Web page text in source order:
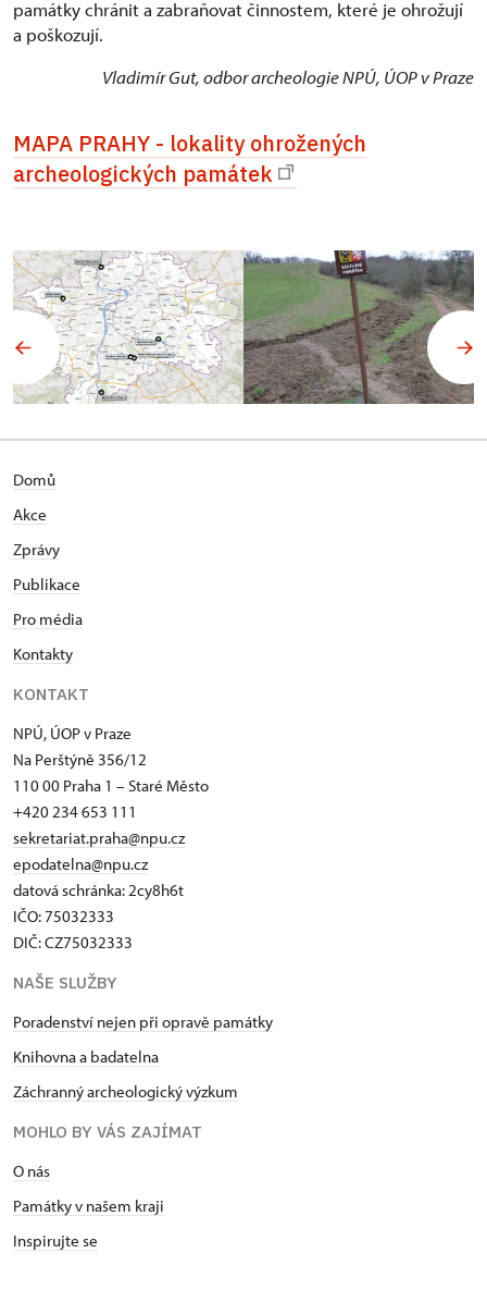
památky chránit a zabraňovat činnostem, které je ohrožují
a poškozují.
Vladimír Gut, odbor archeologie NPÚ, ÚOP v Praze
MAPA PRAHY - lokality ohrožených
archeologických památek
Domů
Akce
Zprávy
Publikace
Pro média
Kontakty
KONTAKT
NPÚ, ÚOP v Praze
Na Perštýně 356/12
110 00 Praha 1 – Staré Město
+420 234 653 111
sekretariat.praha@npu.cz
epodatelna@npu.cz
datová schránka: 2cy8h6t​
IČO: 75032333
DIČ: CZ75032333
NAŠE SLUŽBY
Poradenství nejen při opravě památky
Knihovna a badatelna
Záchranný archeologický výzkum
MOHLO BY VÁS ZAJÍMAT
O nás
Památky v našem kraji
Inspirujte se